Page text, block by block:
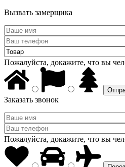
Вызвать замерщика
Пожалуйста, докажите, что вы
Заказать звонок
Пожалуйста, докажите, что вы